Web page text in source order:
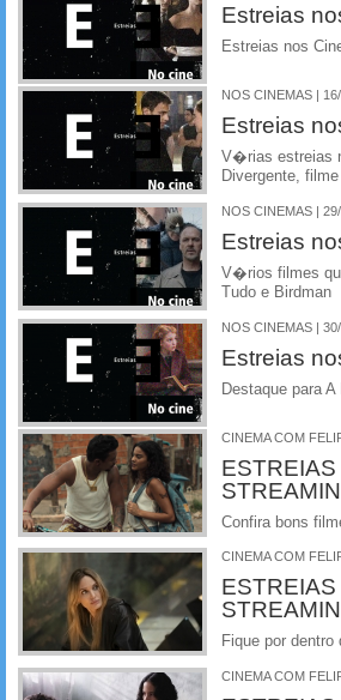
Estreias
Estreias nos
NOS CINEMAS |
Estreias
V�rias estreias
Divergente,
NOS CINEMAS |
Estreias
V�rios filmes
Tudo e Birdman
NOS CINEMAS |
Estreias
Destaque para
CINEMA COM
Confira bons
CINEMA COM
Fique por
CINEMA COM